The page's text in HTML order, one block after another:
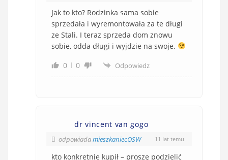
Jak to kto? Rodzinka sama sobie
sprzedała i wyremontowała za te długi
ze Stali. I teraz sprzeda dom znowu
sobie, odda długi i wyjdzie na swoje.
0
0 Odpowiedz
dr vincent van gogo
odpowiadamieszkaniecOSW 11 lat temu
kto konkretnie kupił – proszę podzielić